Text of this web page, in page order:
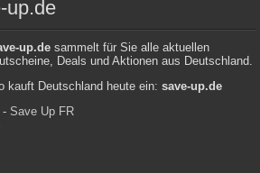
up.de
up.desammelt für Sie alle aktuellen
Deals und Aktionen aus Deutschland.
kauft Deutschland heute ein: save-up.de
-Save Up FR